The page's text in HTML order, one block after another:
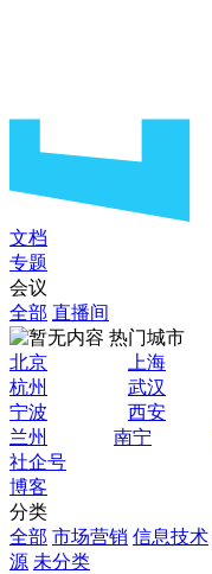
文档
专题
会议
全部 直播间
热门城市
北京
上海
杭州
武汉
宁波
西安
兰州
南宁
社企号
博客
分类
全部 市场营销 信息技术
源 未分类